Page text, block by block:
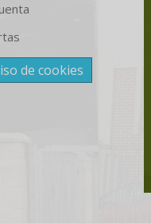
de cookies